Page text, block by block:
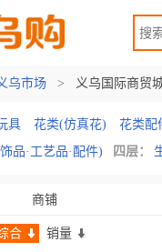
乌市场 > 义乌国际商贸
具 花类(仿真花) 花类配
品·工艺品·配件)
四层：
商铺
合 销量